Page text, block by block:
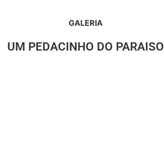
GALERIA
UM PEDACINHO DO PARAISO